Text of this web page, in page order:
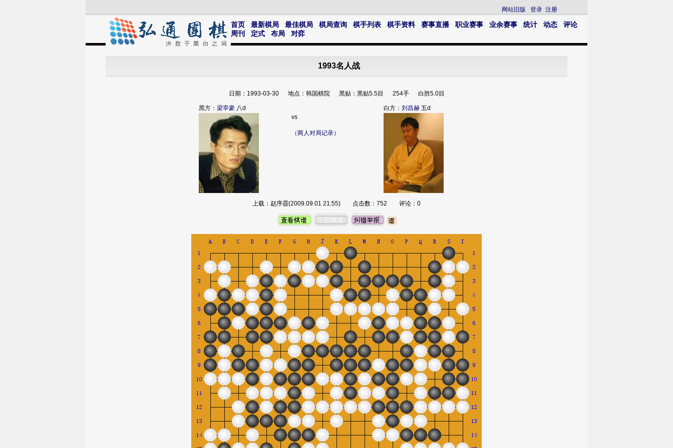
网站旧版 登录 注册
首页 最新棋局 最佳棋局 棋局查询 棋手列表 棋手资料 赛事直播 职业赛事 业余赛事 统计 动态
评论
周刊
定式 布局 对弈
1993名人战
日期：1993-03-30 地点：韩国棋院 黑贴：黑贴5.5目 254手 白胜5.0目
黑方： 梁宰豪 八d 白方： 刘昌赫 五d
vs
（两人对局记录）
上载：赵序霞(2009.09.01 21:55) 点击数：752 评论：0